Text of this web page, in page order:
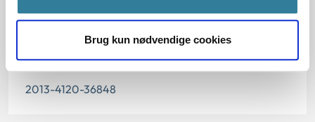
Brug kun nødvendige cookies
Journalnummer
2013-4120-36848